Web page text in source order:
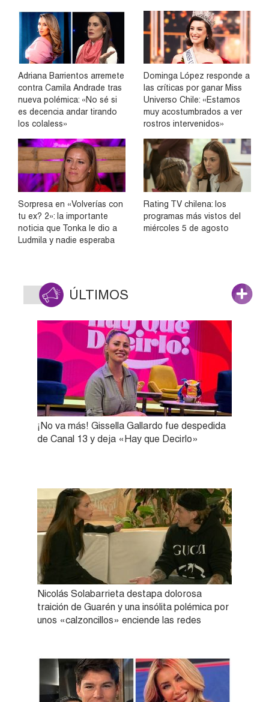
Adriana Barrientos arremete
contra Camila Andrade tras
nueva polémica: «No sé si
es decencia andar tirando
los colaless»
Dominga López responde a
las críticas por ganar Miss
Universo Chile: «Estamos
muy acostumbrados a ver
rostros intervenidos»
Sorpresa en «Volverías con
tu ex? 2»: la importante
noticia que Tonka le dio a
Ludmila y nadie esperaba
Rating TV chilena: los
programas más vistos del
miércoles 5 de agosto
ÚLTIMOS
¡No va más! Gissella Gallardo fue despedida
de Canal 13 y deja «Hay que Decirlo»
Nicolás Solabarrieta destapa dolorosa
traición de Guarén y una insólita polémica por
unos «calzoncillos» enciende las redes